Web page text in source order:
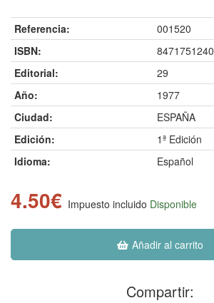
Referencia:
001520
ISBN:
8471751240
Editorial:
29
Año:
1977
Ciudad:
ESPAÑA
Edición:
1ª Edición
Idioma:
Español
4.50€ Impuesto incluido Disponible
Añadir al carrito
Compartir: